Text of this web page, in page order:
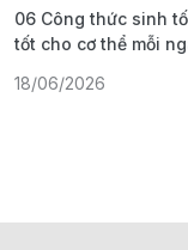
06 Công thức sinh
tốt cho cơ thể mỗi
18/06/2026